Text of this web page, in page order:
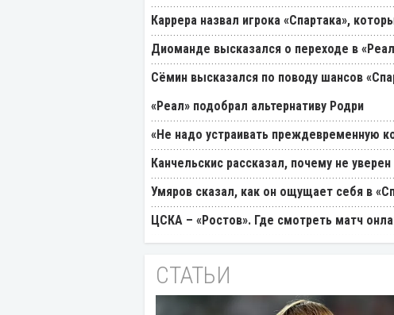
Каррера назвал игрока «Спартака»,
Диоманде высказался о переходе в
Cёмин высказался по поводу шансов
«Реал» подобрал альтернативу Родри
«Не надо устраивать преждевременную
Канчельскис рассказал, почему не
Умяров сказал, как он ощущает себя в
ЦСКА – «Ростов». Где смотреть матч
СТАТЬИ